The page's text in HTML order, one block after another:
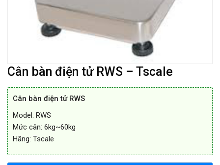
Cân bàn điện tử RWS – Tscale
Cân bàn điện tử RWS
Model: RWS
Mức cân: 6kg~60kg
Hãng: Tscale